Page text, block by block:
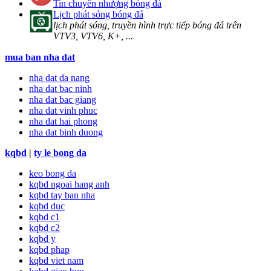
Tin chuyển nhượng bóng đá
Lịch phát sóng bóng đá
lịch phát sóng, truyền hình trực tiếp bóng đá trên
VTV3, VTV6, K+, ...
mua ban nha dat
nha dat da nang
nha dat bac ninh
nha dat bac giang
nha dat vinh phuc
nha dat hai phong
nha dat binh duong
kqbd | ty le bong da
keo bong da
kqbd ngoai hang anh
kqbd tay ban nha
kqbd duc
kqbd c1
kqbd c2
kqbd y
kqbd phap
kqbd viet nam